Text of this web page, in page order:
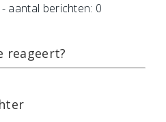
- aantal berichten: 0
reageert?